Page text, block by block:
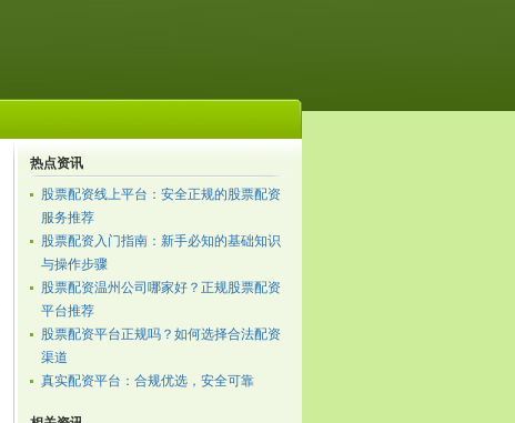
热点资讯
股票配资线上平台：安全正规的股票配资
服务推荐
股票配资入门指南：新手必知的基础知识
与操作步骤
股票配资温州公司哪家好？正规股票配资
平台推荐
股票配资平台正规吗？如何选择合法配资
渠道
真实配资平台：合规优选，安全可靠